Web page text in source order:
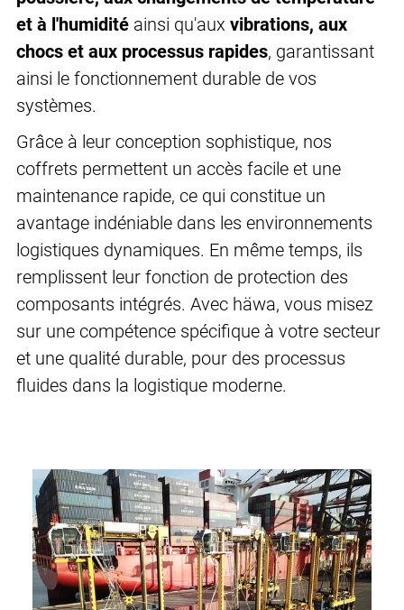
et à l'humidité ainsi qu'aux vibrations, aux
chocs et aux processus rapides, garantissant
ainsi le fonctionnement durable de vos
systèmes.
Grâce à leur conception sophistique, nos
coffrets permettent un accès facile et une
maintenance rapide, ce qui constitue un
avantage indéniable dans les environnements
logistiques dynamiques. En même temps, ils
remplissent leur fonction de protection des
composants intégrés. Avec häwa, vous misez
sur une compétence spécifique à votre secteur
et une qualité durable, pour des processus
fluides dans la logistique moderne.